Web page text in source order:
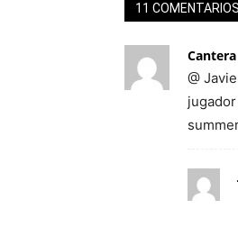
11 COMENTARIOS
Cantera
@